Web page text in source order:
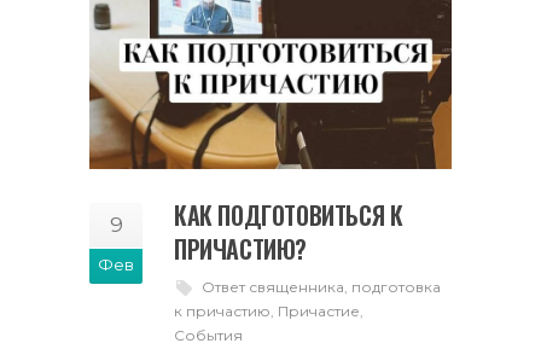
9
Фев
КАК ПОДГОТОВИТЬСЯ К
ПРИЧАСТИЮ?
Ответ священника подготовка
к причастию Причастие
События